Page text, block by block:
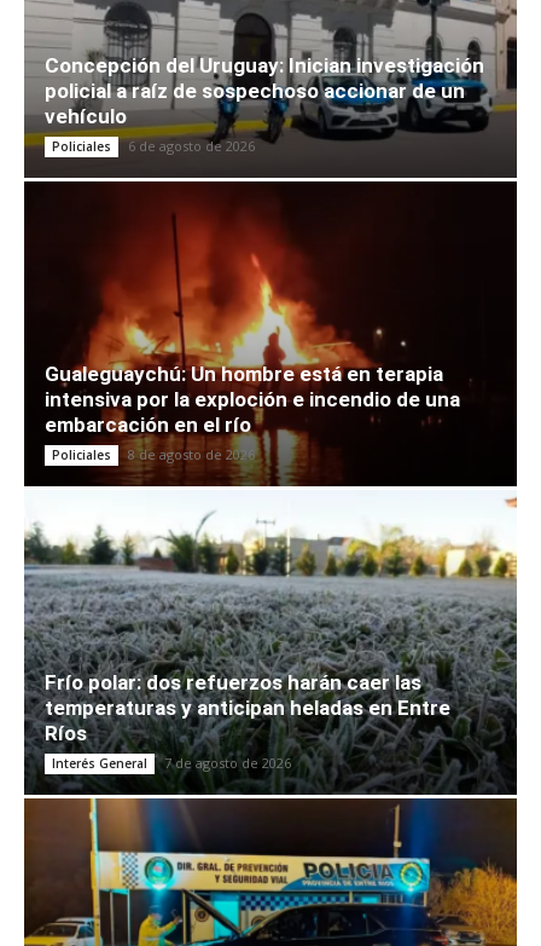
Concepción del Uruguay: Inician investigación
policial a raíz de sospechoso accionar de un
vehículo
Policiales 6 de agosto de 2026
Gualeguaychú: Un hombre está en terapia
intensiva por la exploción e incendio de una
embarcación en el río
Policiales 8 de agosto de 2026
Frío polar: dos refuerzos harán caer las
temperaturas y anticipan heladas en Entre
Ríos
Interés General 7 de agosto de 2026